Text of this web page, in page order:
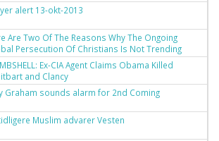
alert 13-okt-2013
Are Two Of The Reasons Why The Ongoing
Persecution Of Christians Is Not Trending
Ex-CIA Agent Claims Obama Killed
and Clancy
Graham sounds alarm for 2nd Coming
Muslim advarer Vesten